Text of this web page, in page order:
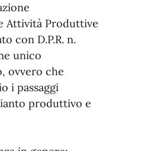
Attività Produttive
con D.P.R. n.
unico
ovvero che
i passaggi
produttivo e